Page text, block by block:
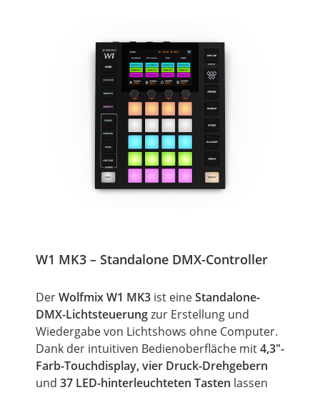
W1 MK3 – Standalone DMX-Controller
DerWolfmix W1 MK3 ist eineStandalone-
DMX-Lichtsteuerungzur Erstellung und
Wiedergabe von Lichtshows ohne Computer.
Dank der intuitiven Bedienoberfläche mit4,3"-
Farb-Touchdisplay, vier Druck-Drehgebern
und 37 LED-hinterleuchteten Tasten lassen